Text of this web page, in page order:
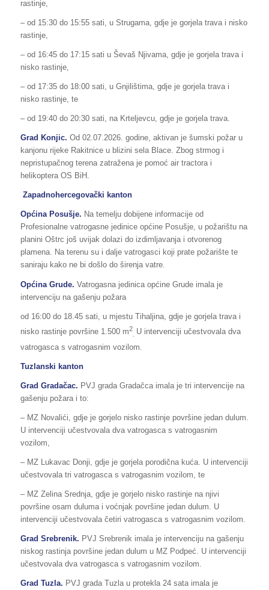
rastinje,
– od 15:30 do 15:55 sati, u Strugama, gdje je gorjela trava i nisko
rastinje,
– od 16:45 do 17:15 sati u Ševaš Njivama, gdje je gorjela trava i
nisko rastinje,
– od 17:35 do 18:00 sati, u Gnjilištima, gdje je gorjela trava i
nisko rastinje, te
– od 19:40 do 20:30 sati, na Krteljevcu, gdje je gorjela trava.
Grad Konjic. Od 02.07.2026. godine, aktivan je šumski požar u
kanjonu rijeke Rakitnice u blizini sela Blace. Zbog strmog i
nepristupačnog terena zatražena je pomoć air tractora i
helikoptera OS BiH.
Zapadnohercegovački kanton
Općina Posušje. Na temelju dobijene informacije od
Profesionalne vatrogasne jedinice općine Posušje, u požarištu na
planini Oštrc još uvijak dolazi do izdimljavanja i otvorenog
plamena. Na terenu su i dalje vatrogasci koji prate požarište te
saniraju kako ne bi došlo do širenja vatre.
Općina Grude. Vatrogasna jedinica općine Grude imala je
intervenciju na gašenju požara
od 16:00 do 18.45 sati, u mjestu Tihaljina, gdje je gorjela trava i
nisko rastinje površine 1.500 m2
U intervenciji učestvovala dva
vatrogasca s vatrogasnim vozilom.
Tuzlanski kanton
Grad Gradačac. PVJ grada Gradačca imala je tri intervencije na
gašenju požara i to:
– MZ Novalići, gdje je gorjelo nisko rastinje površine jedan dulum.
U intervenciji učestvovala dva vatrogasca s vatrogasnim
vozilom,
– MZ Lukavac Donji, gdje je gorjela porodična kuća. U intervenciji
učestvovala tri vatrogasca s vatrogasnim vozilom, te
– MZ Zelina Srednja, gdje je gorjelo nisko rastinje na njivi
površine osam duluma i voćnjak površine jedan dulum. U
intervenciji učestvovala četiri vatrogasca s vatrogasnim vozilom.
Grad Srebrenik. PVJ Srebrenik imala je intervenciju na gašenju
niskog rastinja površine jedan dulum u MZ Podpeć. U intervenciji
učestvovala dva vatrogasca s vatrogasnim vozilom.
Grad Tuzla. PVJ grada Tuzla u protekla 24 sata imala je